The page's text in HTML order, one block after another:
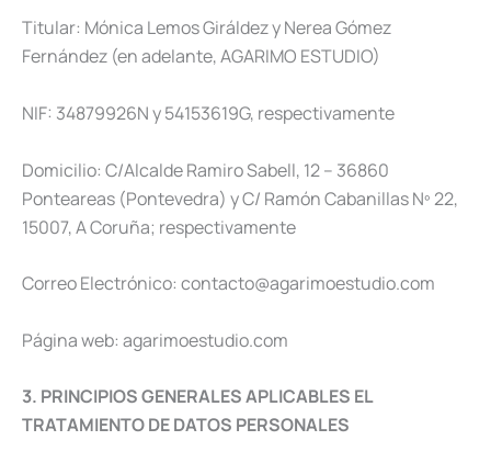
Titular: Mónica Lemos Giráldez y Nerea Gómez
Fernández (en adelante, AGARIMO ESTUDIO)
NIF: 34879926N y 54153619G, respectivamente
Domicilio: C/Alcalde Ramiro Sabell, 12 – 36860
Ponteareas (Pontevedra) y C/ Ramón Cabanillas Nº 22,
15007, A Coruña; respectivamente
Correo Electrónico: contacto@agarimoestudio.com
Página web: agarimoestudio.com
3. PRINCIPIOS GENERALES APLICABLES EL
TRATAMIENTO DE DATOS PERSONALES